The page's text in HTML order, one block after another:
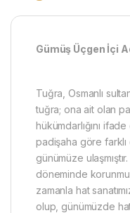
Gümüş Üçgen İçi
Tuğra, Osmanlı
tuğra; ona ait olan
hükümdarlığını
padişaha göre
günümüze
döneminde
zamanla hat
olup, günümüzde